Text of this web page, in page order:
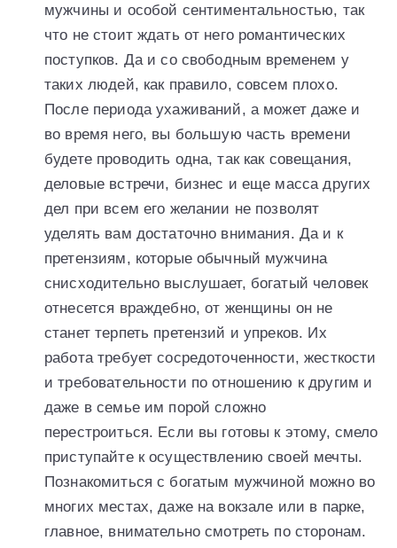
мужчины и особой сентиментальностью, так
что не стоит ждать от него романтических
поступков. Да и со свободным временем у
таких людей, как правило, совсем плохо.
После периода ухаживаний, а может даже и
во время него, вы большую часть времени
будете проводить одна, так как совещания,
деловые встречи, бизнес и еще масса других
дел при всем его желании не позволят
уделять вам достаточно внимания. Да и к
претензиям, которые обычный мужчина
снисходительно выслушает, богатый человек
отнесется враждебно, от женщины он не
станет терпеть претензий и упреков. Их
работа требует сосредоточенности, жесткости
и требовательности по отношению к другим и
даже в семье им порой сложно
перестроиться. Если вы готовы к этому, смело
приступайте к осуществлению своей мечты.
Познакомиться с богатым мужчиной можно во
многих местах, даже на вокзале или в парке,
главное, внимательно смотреть по сторонам.